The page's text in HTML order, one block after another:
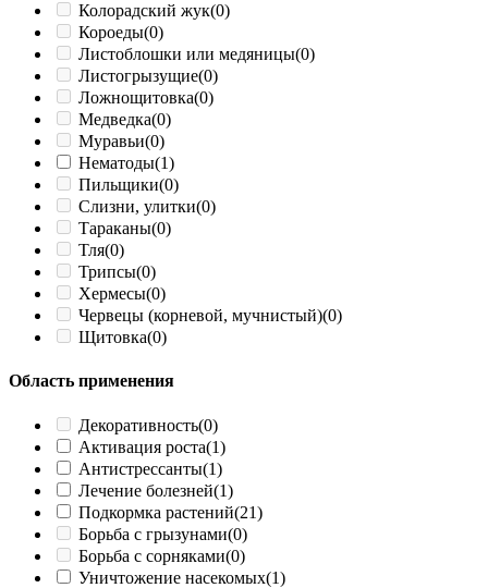
Колорадский жук(0)
Короеды(0)
Листоблошки или медяницы(0)
Листогрызущие(0)
Ложнощитовка(0)
Медведка(0)
Муравьи(0)
Нематоды(1)
Пильщики(0)
Слизни, улитки(0)
Тараканы(0)
Тля(0)
Трипсы(0)
Хермесы(0)
Червецы (корневой, мучнистый)(0)
Щитовка(0)
Область применения
Декоративность(0)
Активация роста(1)
Антистрессанты(1)
Лечение болезней(1)
Подкормка растений(21)
Борьба с грызунами(0)
Борьба с сорняками(0)
Уничтожение насекомых(1)